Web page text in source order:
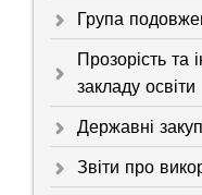
Група
Прозорість та
закладу освіти
Державні
Звіти про